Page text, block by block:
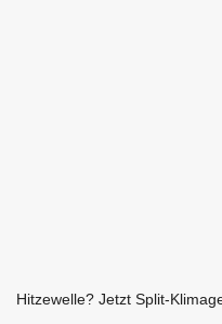
Hitzewelle? Jetzt Split-